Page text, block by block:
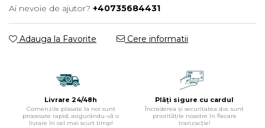
Ai nevoie de ajutor? +40735684431
Adauga la Favorite Cere informatii
Livrare 24/48h
Comenzile plasate la noi sunt
procesate rapid, asigurându-vă o
livrare în cel mai scurt timp!
Plăți sigure cu cardul
Încrederea și securitatea dvs. sunt
prioritățile noastre în fiecare
tranzacție!